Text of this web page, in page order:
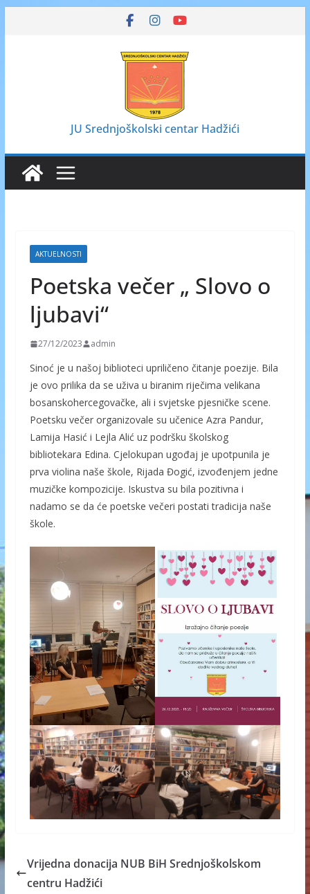
JU Srednjoškolski centar Hadžići
AKTUELNOSTI
Poetska večer „ Slovo o
ljubavi“
27/12/2023 admin
Sinoć je u našoj biblioteci upriličeno čitanje poezije. Bila
je ovo prilika da se uživa u biranim riječima velikana
bosanskohercegovačke, ali i svjetske pjesničke scene.
Poetsku večer organizovale su učenice Azra Pandur,
Lamija Hasić i Lejla Alić uz podršku školskog
bibliotekara Edina. Cjelokupan ugođaj je upotpunila je
prva violina naše škole, Rijada Đogić, izvođenjem jedne
muzičke kompozicije. Iskustva su bila pozitivna i
nadamo se da će poetske večeri postati tradicija naše
škole.
Vrijedna donacija NUB BiH Srednjoškolskom
centru Hadžići